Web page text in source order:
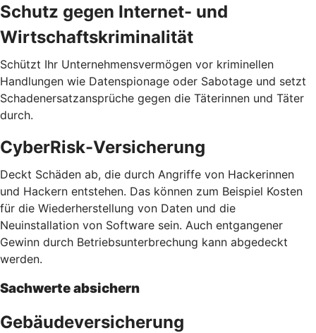
Schutz gegen Internet- und
Wirtschaftskriminalität
Schützt Ihr Unternehmensvermögen vor kriminellen
Handlungen wie Datenspionage oder Sabotage und setzt
Schadenersatzansprüche gegen die Täterinnen und Täter
durch.
CyberRisk-Versicherung
Deckt Schäden ab, die durch Angriffe von Hackerinnen
und Hackern entstehen. Das können zum Beispiel Kosten
für die Wiederherstellung von Daten und die
Neuinstallation von Software sein. Auch entgangener
Gewinn durch Betriebsunterbrechung kann abgedeckt
werden.
Sachwerte absichern
Gebäudeversicherung